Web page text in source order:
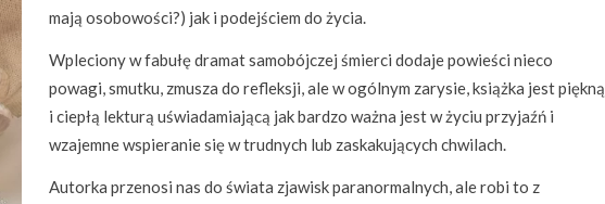
mają osobowości?) jak i podejściem do życia.
Wpleciony w fabułę dramat samobójczej śmierci dodaje powieści nieco
powagi, smutku, zmusza do refleksji, ale w ogólnym zarysie, książka jest piękną
i ciepłą lekturą uświadamiającą jak bardzo ważna jest w życiu przyjaźń i
wzajemne wspieranie się w trudnych lub zaskakujących chwilach.
Autorka przenosi nas do świata zjawisk paranormalnych, ale robi to z